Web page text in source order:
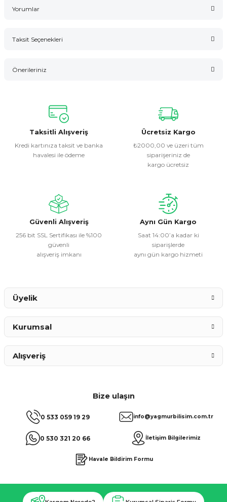
Yorumlar
Taksit Seçenekleri
Önerileriniz
konularda yetersiz gördüğünüz noktaları öneri formunu
kullanarak tarafımıza iletebilirsiniz.
Görüş ve önerileriniz için teşekkür ederiz.
Ürün resmi kalitesiz, bozuk veya görüntülenemiyor.
Ürün fiyatı diğer sitelerden daha pahalı.
Bu ürüne benzer farklı alternatifler olmalı.
Taksitli Alışveriş
Kredi kartınıza taksit ve banka
havalesi ile ödeme
Ücretsiz Kargo
₺2000,00 ve üzeri tüm
siparişeriniz de
kargo ücretsiz
Güvenli Alışveriş
256 bit SSL Sertifikası ile %100
güvenli
alışveriş imkanı
Aynı Gün Kargo
Saat 14:00’a kadar ki
siparişlerde
aynı gün kargo hizmeti
Bize ulaşın
0 533 059 19 29
0 530 321 20 66
info@yagmurbilisim.com.tr
İletişim Bilgilerimiz
Havale Bildirim Formu
Üyelik
Kurumsal
Alışveriş